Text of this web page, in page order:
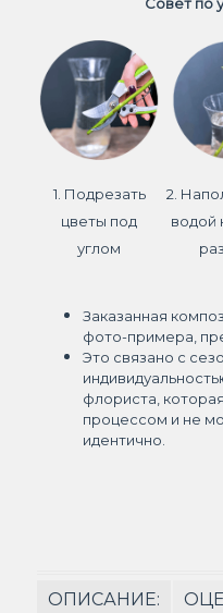
Совет по
1. Подрезать
цветы под
углом
2.
водой
Заказанная
фото-примера,
Это связано с
флориста,
процессом и не
идентично.
ОПИСАНИЕ: